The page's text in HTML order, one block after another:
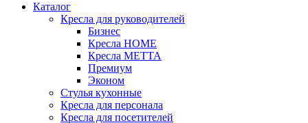
Каталог
Кресла для руководителей
Бизнес
Кресла HOME
Кресла МЕТТА
Премиум
Эконом
Стулья кухонные
Кресла для персонала
Кресла для посетителей